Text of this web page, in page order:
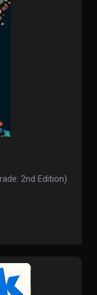
2nd Edition)